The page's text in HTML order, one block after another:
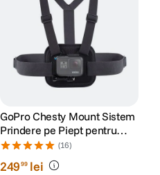
GoPro Chesty Mount Sistem
Prindere pe Piept pentru
Camerele Video GoPro
(16)
24999 lei